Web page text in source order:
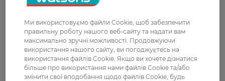
Рідка
Середня або висока
Кремовий, матовий, глянцевий, сатиновий
Ми використовуємо файли Cookie, щоб забезпечити
правильну роботу нашого веб-сайту та надати вам
максимально зручні можливості. Продовжуючи
використання нашого сайту, ви погоджуєтесь на
використання файлів Cookie. Якщо ви хочете дізнатися
більше про використання нами файлів Cookie та/або
змінити свої вподобання щодо файлів Cookie, будь